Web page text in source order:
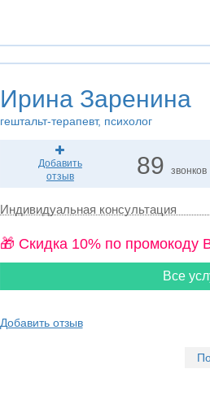
Ирина Заренина
гештальт-терапевт, психолог
Добавить
отзыв
89 звонков
Индивидуальная консультация
🎁 Cкидка 10% по промокоду
Все
Добавить отзыв